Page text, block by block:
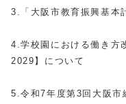
3.「大阪市教育振興基本
4.学校園における働き方
2029】について
5.令和7年度第3回大阪市